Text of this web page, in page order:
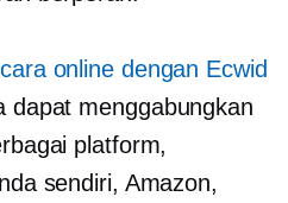
online dengan Ecwid
dapat menggabungkan
platform,
sendiri, Amazon,